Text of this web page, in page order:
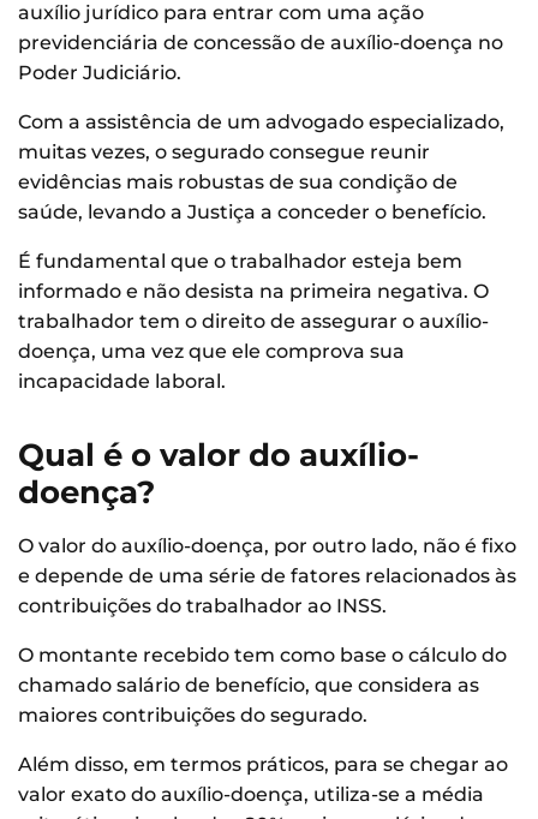
auxílio jurídico para entrar com uma ação
previdenciária de concessão de auxílio-doença no
Poder Judiciário.
Com a assistência de um advogado especializado,
muitas vezes, o segurado consegue reunir
evidências mais robustas de sua condição de
saúde, levando a Justiça a conceder o benefício.
É fundamental que o trabalhador esteja bem
informado e não desista na primeira negativa. O
trabalhador tem o direito de assegurar o auxílio-
doença, uma vez que ele comprova sua
incapacidade laboral.
Qual é o valor do auxílio-
doença?
O valor do auxílio-doença, por outro lado, não é fixo
e depende de uma série de fatores relacionados às
contribuições do trabalhador ao INSS.
O montante recebido tem como base o cálculo do
chamado salário de benefício, que considera as
maiores contribuições do segurado.
Além disso, em termos práticos, para se chegar ao
valor exato do auxílio-doença, utiliza-se a média